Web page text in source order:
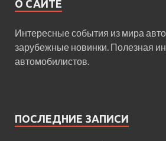
О САЙТЕ
Интересные события из мира
зарубежные новинки. Полезная
автомобилистов.
ПОСЛЕДНИЕ ЗАПИСИ